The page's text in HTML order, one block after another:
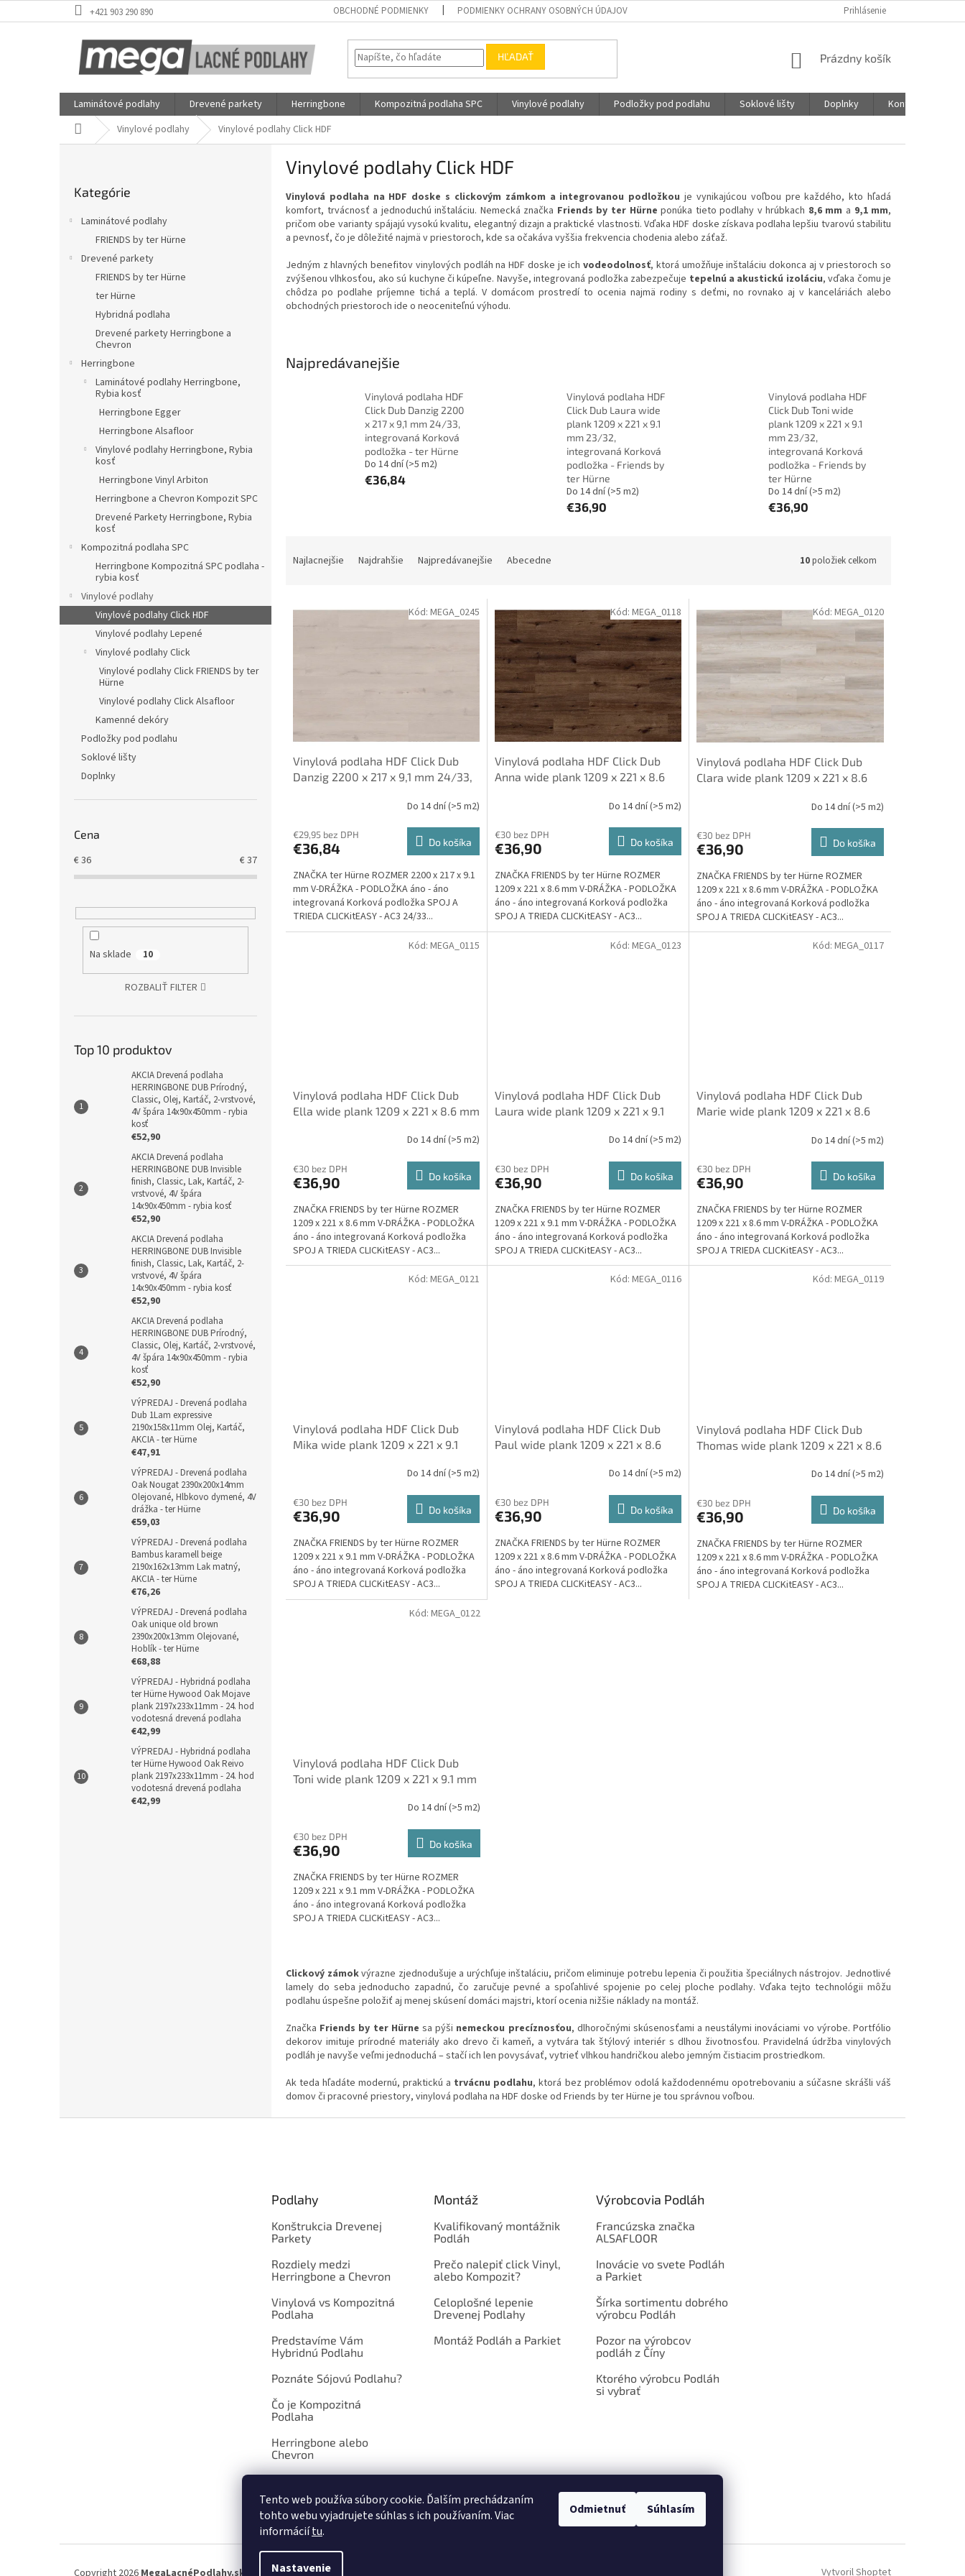
Tento web používa súbory cookie. Ďalším prechádzaním
tohto webu vyjadrujete súhlas s ich používaním. Viac
informáciítu.
Nastavenie
Odmietnuť Súhlasím
na
+421 903 290 890 OBCHODNÉ PODMIENKY PODMIENKY OCHRANY OSOBNÝCH ÚDAJOV Prihlásenie
HĽADAŤ
NÁKUPNÝ
Prázdny košík
Laminátové podlahy Drevené parkety Herringbone Kompozitná podlaha SPC Vinylové podlahy Podložky pod podlahu Soklové lišty Doplnky
Kontakty
DomovVinylové podlahy Vinylové podlahy Click HDF
kategórie
Kategórie
Laminátové podlahy
FRIENDS by ter Hürne
Drevené parkety
FRIENDS by ter Hürne
ter Hürne
Hybridná podlaha
Drevené parkety Herringbone a
Chevron
Herringbone
Laminátové podlahy Herringbone,
Rybia kosť
Herringbone Egger
Herringbone Alsafloor
Vinylové podlahy Herringbone, Rybia
kosť
Herringbone Vinyl Arbiton
Herringbone a Chevron Kompozit SPC
Drevené Parkety Herringbone, Rybia
kosť
Kompozitná podlaha SPC
Herringbone Kompozitná SPC podlaha -
rybia kosť
Vinylové podlahy
Vinylové podlahy Click HDF
Vinylové podlahy Lepené
Vinylové podlahy Click
Vinylové podlahy Click FRIENDS by ter
Hürne
Vinylové podlahy Click Alsafloor
Kamenné dekóry
Podložky pod podlahu
Soklové lišty
Doplnky
Cena
€36 €37
Na sklade 10
ROZBALIŤ FILTER
Top 10 produktov
AKCIA Drevená podlaha
HERRINGBONE DUB Prírodný,
Classic, Olej, Kartáč, 2-vrstvové,
4V špára 14x90x450mm - rybia
kosť
€52,90
AKCIA Drevená podlaha
HERRINGBONE DUB Invisible
finish, Classic, Lak, Kartáč, 2-
vrstvové, 4V špára
14x90x450mm - rybia kosť
€52,90
AKCIA Drevená podlaha
HERRINGBONE DUB Invisible
finish, Classic, Lak, Kartáč, 2-
vrstvové, 4V špára
14x90x450mm - rybia kosť
€52,90
AKCIA Drevená podlaha
HERRINGBONE DUB Prírodný,
Classic, Olej, Kartáč, 2-vrstvové,
4V špára 14x90x450mm - rybia
kosť
€52,90
VÝPREDAJ - Drevená podlaha
Dub 1Lam expressive
2190x158x11mm Olej, Kartáč,
AKCIA - ter Hürne
€47,91
VÝPREDAJ - Drevená podlaha
Oak Nougat 2390x200x14mm
Olejované, Hlbkovo dymené, 4V
drážka - ter Hürne
€59,03
VÝPREDAJ - Drevená podlaha
Bambus karamell beige
2190x162x13mm Lak matný,
AKCIA - ter Hürne
€76,26
VÝPREDAJ - Drevená podlaha
Oak unique old brown
2390x200x13mm Olejované,
Hoblík - ter Hürne
€68,88
VÝPREDAJ - Hybridná podlaha
ter Hürne Hywood Oak Mojave
plank 2197x233x11mm - 24. hod
vodotesná drevená podlaha
€42,99
VÝPREDAJ - Hybridná podlaha
ter Hürne Hywood Oak Reivo
plank 2197x233x11mm - 24. hod
vodotesná drevená podlaha
€42,99
Vinylové podlahy Click HDF
Vinylová podlaha na HDF doske s clickovým zámkom a integrovanou podložkou je vynikajúcou voľbou pre každého, kto hľadá
komfort, trvácnosť a jednoduchú inštaláciu. Nemecká značka Friends by ter Hürne ponúka tieto podlahy v hrúbkach 8,6 mm a 9,1 mm,
pričom obe varianty spájajú vysokú kvalitu, elegantný dizajn a praktické vlastnosti. Vďaka HDF doske získava podlaha lepšiu tvarovú stabilitu
a pevnosť, čo je dôležité najmä v priestoroch, kde sa očakáva vyššia frekvencia chodenia alebo záťaž.
Jedným z hlavných benefitov vinylových podláh na HDF doske je ichvodeodolnosť, ktorá umožňuje inštaláciu dokonca aj v priestoroch so
zvýšenou vlhkosťou, ako sú kuchyne či kúpeľne. Navyše, integrovaná podložka zabezpečuje tepelnú a akustickú izoláciu, vďaka čomu je
chôdza po podlahe príjemne tichá a teplá. V domácom prostredí to ocenia najmä rodiny s deťmi, no rovnako aj v kanceláriách alebo
obchodných priestoroch ide o neoceniteľnú výhodu.
Najpredávanejšie
Vinylová podlaha HDF
Click Dub Danzig 2200
x 217 x 9,1 mm 24/33,
integrovaná Korková
podložka - ter Hürne
Do 14 dní(>5 m2)
€36,84
Vinylová podlaha HDF
Click Dub Laura wide
plank 1209 x 221 x 9.1
mm 23/32,
integrovaná Korková
podložka - Friends by
ter Hürne
Do 14 dní(>5 m2)
€36,90
Vinylová podlaha HDF
Click Dub Toni wide
plank 1209 x 221 x 9.1
mm 23/32,
integrovaná Korková
podložka - Friends by
ter Hürne
Do 14 dní(>5 m2)
€36,90
n
Najlacnejšie Najdrahšie Najpredávanejšie Abecedne 10položiek celkom
V
Vinylová podlaha HDF Click Dub
Danzig 2200 x 217 x 9,1 mm 24/33,
Do 14 dní(>5 m2)
€29,95 bez DPH
€36,84 Do košíka
ZNAČKA ter Hürne ROZMER 2200 x 217 x 9.1
mm V-DRÁŽKA - PODLOŽKA áno - áno
integrovaná Korková podložka SPOJ A
TRIEDA CLICKitEASY - AC3 24/33...
Kód: MEGA_0245
Vinylová podlaha HDF Click Dub
Anna wide plank 1209 x 221 x 8.6
podložka - Friends by ter Hürne
Do 14 dní(>5 m2)
€30 bez DPH
€36,90 Do košíka
ZNAČKA FRIENDS by ter Hürne ROZMER
1209 x 221 x 8.6 mm V-DRÁŽKA - PODLOŽKA
áno - áno integrovaná Korková podložka
SPOJ A TRIEDA CLICKitEASY - AC3...
Kód: MEGA_0118
Vinylová podlaha HDF Click Dub
Clara wide plank 1209 x 221 x 8.6
podložka - Friends by ter Hürne
Do 14 dní(>5 m2)
€30 bez DPH
€36,90 Do košíka
ZNAČKA FRIENDS by ter Hürne ROZMER
1209 x 221 x 8.6 mm V-DRÁŽKA - PODLOŽKA
áno - áno integrovaná Korková podložka
SPOJ A TRIEDA CLICKitEASY - AC3...
Kód: MEGA_0120
Vinylová podlaha HDF Click Dub
Ella wide plank 1209 x 221 x 8.6 mm
podložka - Friends by ter Hürne
Do 14 dní(>5 m2)
€30 bez DPH
€36,90 Do košíka
ZNAČKA FRIENDS by ter Hürne ROZMER
1209 x 221 x 8.6 mm V-DRÁŽKA - PODLOŽKA
áno - áno integrovaná Korková podložka
SPOJ A TRIEDA CLICKitEASY - AC3...
Kód: MEGA_0115
Vinylová podlaha HDF Click Dub
Laura wide plank 1209 x 221 x 9.1
podložka - Friends by ter Hürne
Do 14 dní(>5 m2)
€30 bez DPH
€36,90 Do košíka
ZNAČKA FRIENDS by ter Hürne ROZMER
1209 x 221 x 9.1 mm V-DRÁŽKA - PODLOŽKA
áno - áno integrovaná Korková podložka
SPOJ A TRIEDA CLICKitEASY - AC3...
Kód: MEGA_0123
Vinylová podlaha HDF Click Dub
Marie wide plank 1209 x 221 x 8.6
podložka - Friends by ter Hürne
Do 14 dní(>5 m2)
€30 bez DPH
€36,90 Do košíka
ZNAČKA FRIENDS by ter Hürne ROZMER
1209 x 221 x 8.6 mm V-DRÁŽKA - PODLOŽKA
áno - áno integrovaná Korková podložka
SPOJ A TRIEDA CLICKitEASY - AC3...
Kód: MEGA_0117
Vinylová podlaha HDF Click Dub
Mika wide plank 1209 x 221 x 9.1
podložka - Friends by ter Hürne
Do 14 dní(>5 m2)
€30 bez DPH
€36,90 Do košíka
ZNAČKA FRIENDS by ter Hürne ROZMER
1209 x 221 x 9.1 mm V-DRÁŽKA - PODLOŽKA
áno - áno integrovaná Korková podložka
SPOJ A TRIEDA CLICKitEASY - AC3...
Kód: MEGA_0121
Vinylová podlaha HDF Click Dub
Paul wide plank 1209 x 221 x 8.6
podložka - Friends by ter Hürne
Do 14 dní(>5 m2)
€30 bez DPH
€36,90 Do košíka
ZNAČKA FRIENDS by ter Hürne ROZMER
1209 x 221 x 8.6 mm V-DRÁŽKA - PODLOŽKA
áno - áno integrovaná Korková podložka
SPOJ A TRIEDA CLICKitEASY - AC3...
Kód: MEGA_0116
Vinylová podlaha HDF Click Dub
Thomas wide plank 1209 x 221 x 8.6
podložka - Friends by ter Hürne
Do 14 dní(>5 m2)
€30 bez DPH
€36,90 Do košíka
ZNAČKA FRIENDS by ter Hürne ROZMER
1209 x 221 x 8.6 mm V-DRÁŽKA - PODLOŽKA
áno - áno integrovaná Korková podložka
SPOJ A TRIEDA CLICKitEASY - AC3...
Kód: MEGA_0119
Vinylová podlaha HDF Click Dub
Toni wide plank 1209 x 221 x 9.1 mm
podložka - Friends by ter Hürne
Do 14 dní(>5 m2)
€30 bez DPH
€36,90 Do košíka
ZNAČKA FRIENDS by ter Hürne ROZMER
1209 x 221 x 9.1 mm V-DRÁŽKA - PODLOŽKA
áno - áno integrovaná Korková podložka
SPOJ A TRIEDA CLICKitEASY - AC3...
Kód: MEGA_0122
l
á
d
c
i
e
r
v
k
Clickový zámokvýrazne zjednodušuje a urýchľuje inštaláciu, pričom eliminuje potrebu lepenia či použitia špeciálnych nástrojov. Jednotlivé
lamely do seba jednoducho zapadnú, čo zaručuje pevné a spoľahlivé spojenie po celej ploche podlahy. Vďaka tejto technológii môžu
podlahu úspešne položiť aj menej skúsení domáci majstri, ktorí ocenia nižšie náklady na montáž.
Značka Friends by ter Hürne sa pýši nemeckou precíznosťou, dlhoročnými skúsenosťami a neustálymi inováciami vo výrobe. Portfólio
dekorov imituje prírodné materiály ako drevo či kameň, a vytvára tak štýlový interiér s dlhou životnosťou. Pravidelná údržba vinylových
podláh je navyše veľmi jednoduchá – stačí ich len povysávať, vytrieť vlhkou handričkou alebo jemným čistiacim prostriedkom.
Ak teda hľadáte modernú, praktickú a trvácnu podlahu, ktorá bez problémov odolá každodennému opotrebovaniu a súčasne skrášli váš
domov či pracovné priestory, vinylová podlaha na HDF doske od Friends by ter Hürne je tou správnou voľbou.
Podlahy
Konštrukcia Drevenej
Parkety
Rozdiely medzi
Herringbone a Chevron
Vinylová vs Kompozitná
Podlaha
Predstavíme Vám
Hybridnú Podlahu
Poznáte Sójovú Podlahu?
Čo je Kompozitná
Podlaha
Herringbone alebo
Chevron
Montáž
Kvalifikovaný montážnik
Podláh
Prečo nalepiť click Vinyl,
alebo Kompozit?
Celoplošné lepenie
Drevenej Podlahy
Montáž Podláh a Parkiet
Výrobcovia Podláh
Francúzska značka
ALSAFLOOR
Inovácie vo svete Podláh
a Parkiet
Šírka sortimentu dobrého
výrobcu Podláh
Pozor na výrobcov
podláh z Číny
Ktorého výrobcu Podláh
si vybrať
OBCHODNÉ PODMIENKY PODMIENKY OCHRANY OSOBNÝCH ÚDAJOV POŠLITE NÁM DOPYT
Vytvoril Shoptet
Copyright 2026 MegaLacnéPodlahy.sk . Všetky práva vyhradené.